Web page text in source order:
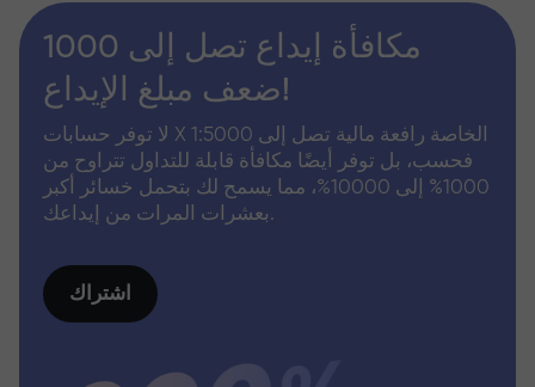
مكافأة إيداع تصل إلى 1000
ضعف مبلغ الإيداع!
لا توفر حسابات X الخاصة رافعة مالية تصل إلى 1:5000
فحسب، بل توفر أيضًا مكافأة قابلة للتداول تتراوح من
1000% إلى 10000%، مما يسمح لك بتحمل خسائر أكبر
بعشرات المرات من إيداعك.
اشتراك